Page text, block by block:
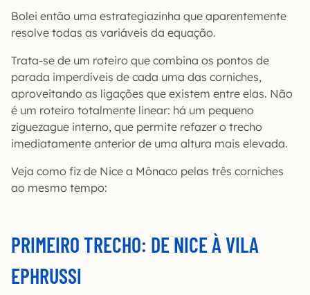
Bolei então uma estrategiazinha que aparentemente
resolve todas as variáveis da equação.
Trata-se de um roteiro que combina os pontos de
parada imperdíveis de cada uma das corniches,
aproveitando as ligações que existem entre elas. Não
é um roteiro totalmente linear: há um pequeno
ziguezague interno, que permite refazer o trecho
imediatamente anterior de uma altura mais elevada.
Veja como fiz de Nice a Mônaco pelas três corniches
ao mesmo tempo:
PRIMEIRO TRECHO: DE NICE À VILA
EPHRUSSI